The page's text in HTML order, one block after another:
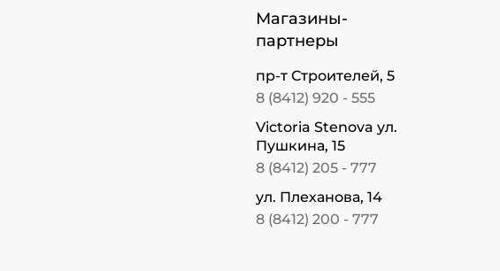
Магазины-
партнеры
пр-т Строителей, 5
8 (8412) 920 - 555
Victoria Stenova ул.
Пушкина, 15
8 (8412) 205 - 777
ул. Плеханова, 14
8 (8412) 200 - 777